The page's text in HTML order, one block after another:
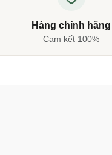
Hàng chính hãng
Cam kết 100%